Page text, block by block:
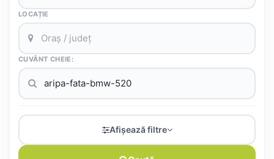
LOCAȚIE
CUVÂNT CHEIE:
Afișează filtre